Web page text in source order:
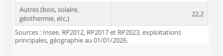
Autres (bois, solaire,
géothermie, etc.)
22,2
Sources : Insee, RP2012, RP2017 et RP2023, exploitations
principales, géographie au 01/01/2026.